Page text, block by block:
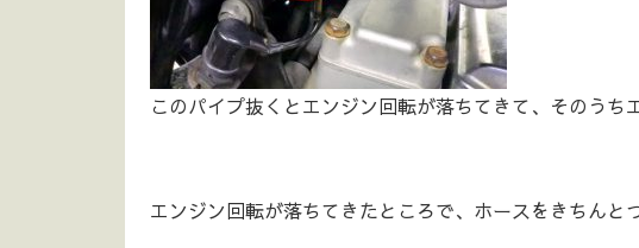
このパイプ抜くとエンジン回転が落ちてきて、そのうち
エンジン回転が落ちてきたところで、ホースをきちんと